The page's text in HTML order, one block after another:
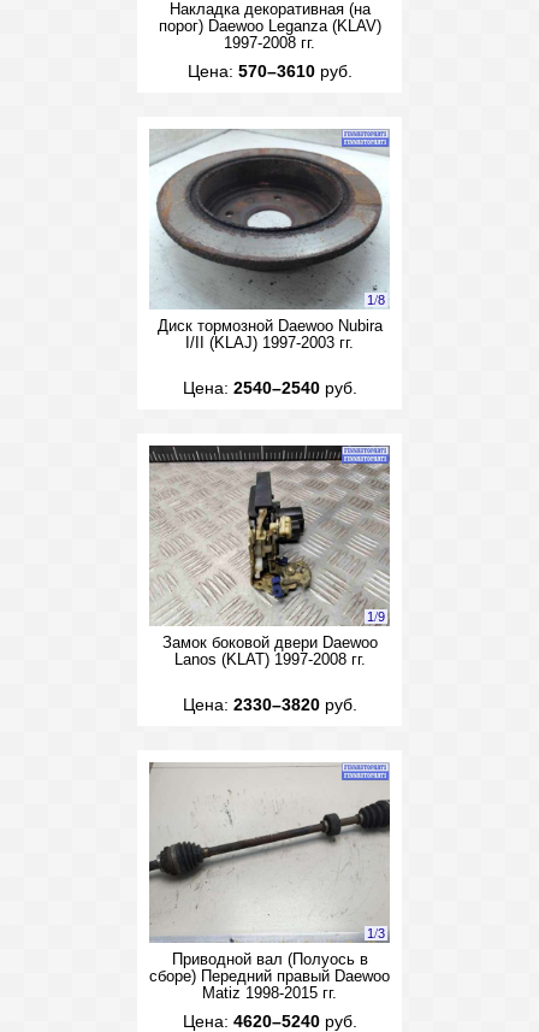
Накладка декоративная (на
порог) Daewoo Leganza (KLAV)
1997-2008 гг.
Цена: 570–3610руб.
1/8
Диск тормозной Daewoo Nubira
I/II (KLAJ) 1997-2003 гг.
Цена: 2540–2540руб.
1/9
Замок боковой двери Daewoo
Lanos (KLAT) 1997-2008 гг.
Цена: 2330–3820руб.
1/3
Приводной вал (Полуось в
сборе) Передний правый Daewoo
Matiz 1998-2015 гг.
Цена: 4620–5240руб.